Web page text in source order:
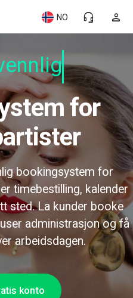
person
headset_mic
NO
bookingsystem for
timebestilling, kalender
sted. La kunder booke
administrasjon og få
arbeidsdagen.
konto